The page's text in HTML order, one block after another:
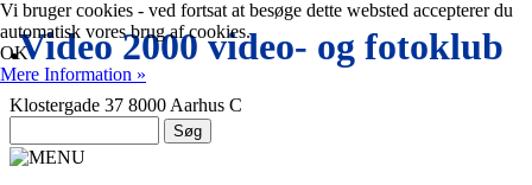
.Video 2000 video- og fotoklub
Klostergade 37 8000 Aarhus C
Vi bruger cookies - ved fortsat at besøge dette websted accepterer du
automatisk vores brug af cookies.
OK
Mere Information »